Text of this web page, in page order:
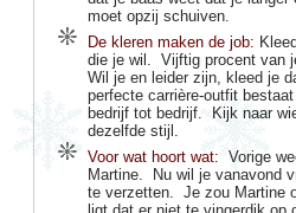
moet opzij schuiven.
De kleren maken de job:
die je wil.
Vijftig procent van
Wil je en leider zijn, kleed je
perfecte carrière-outfit
bedrijf tot bedrijf.
Kijk naar
dezelfde stijl.
Voor wat hoort wat: Vorige
Martine.
Nu wil je vanavond
te verzetten.
Je zou Martine